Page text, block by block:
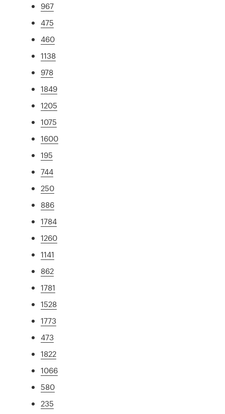
967
475
460
1138
978
1849
1205
1075
1600
195
744
250
886
1784
1260
1141
862
1781
1528
1773
473
1822
1066
580
235